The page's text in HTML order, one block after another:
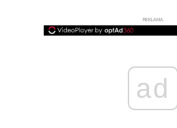
REKLAMA
ad